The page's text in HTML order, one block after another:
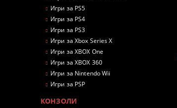
Игри за PS5
Игри за PS4
Игри за PS3
Игри за Xbox Series X
Игри за XBOX One
Игри за XBOX 360
Игри за Nintendo Wii
Игри за PSP
КОНЗОЛИ